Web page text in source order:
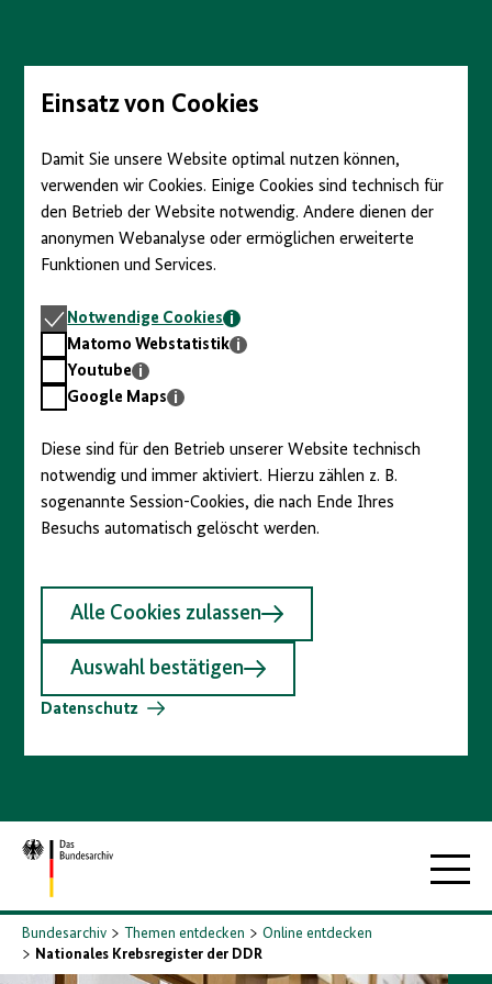
Seiteninhalt
springenEinsatz von Cookies
Damit Sie unsere Website optimal nutzen können,
verwenden wir Cookies. Einige Cookies sind technisch für
den Betrieb der Website notwendig. Andere dienen der
anonymen Webanalyse oder ermöglichen erweiterte
Funktionen und Services.
Notwendige
Cookies
Notwendige Cookies
Matomo
Webstatistik
Matomo Webstatistik
Youtube
Youtube
GoogleGoogle Maps
Diese sind für den Betrieb unserer Website technisch
notwendig und immer aktiviert. Hierzu zählen z. B.
sogenannte Session-Cookies, die nach Ende Ihres
Besuchs automatisch gelöscht werden.
Alle Cookies zulassen
Auswahl bestätigen
Datenschutz
Zur
Startseite
Bundesarchiv Themen entdecken
Online entdecken
Nationales Krebsregister der DDR